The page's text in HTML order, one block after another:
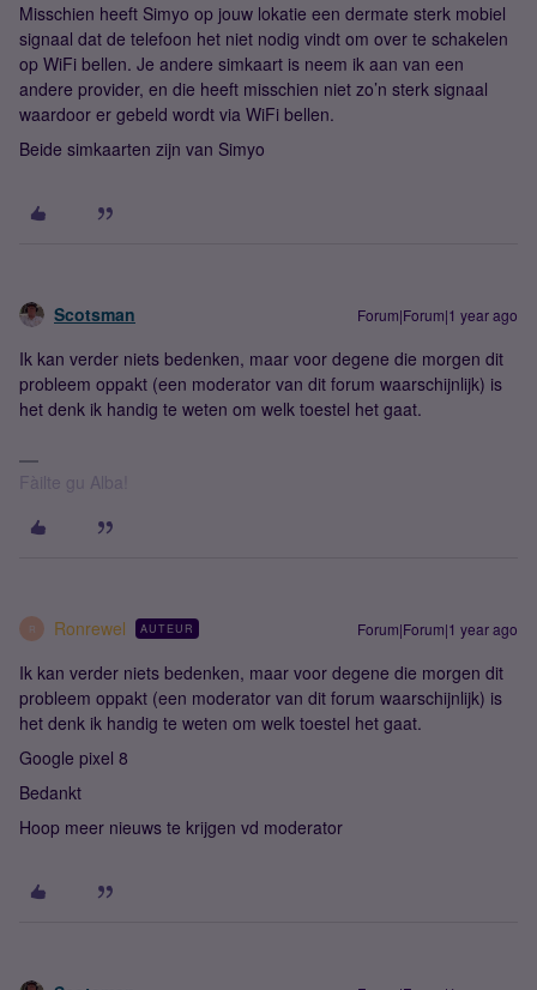
Misschien heeft Simyo op jouw lokatie een dermate sterk mobiel
signaal dat de telefoon het niet nodig vindt om over te schakelen
op WiFi bellen. Je andere simkaart is neem ik aan van een
andere provider, en die heeft misschien niet zo’n sterk signaal
waardoor er gebeld wordt via WiFi bellen.
Beide simkaarten zijn van Simyo
Scotsman Forum|Forum|1 year ago
Ik kan verder niets bedenken, maar voor degene die morgen dit
probleem oppakt (een moderator van dit forum waarschijnlijk) is
het denk ik handig te weten om welk toestel het gaat.
Fàilte gu Alba!
R Ronrewel AUTEUR Forum|Forum|1 year ago
Ik kan verder niets bedenken, maar voor degene die morgen dit
probleem oppakt (een moderator van dit forum waarschijnlijk) is
het denk ik handig te weten om welk toestel het gaat.
Google pixel 8
Bedankt
Hoop meer nieuws te krijgen vd moderator